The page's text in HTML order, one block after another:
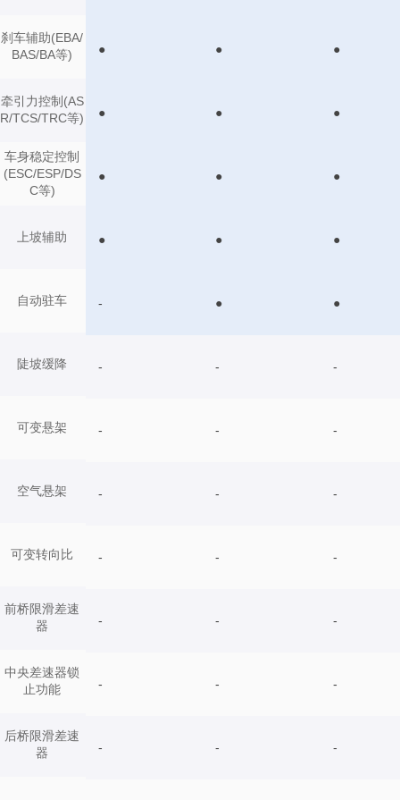
刹车辅助(EBA/
BAS/BA等)
牵引力控制(AS
R/TCS/TRC等)
车身稳定控制
(ESC/ESP/DS
C等)
上坡辅助
自动驻车
陡坡缓降
可变悬架
空气悬架
可变转向比
前桥限滑差速
器
中央差速器锁
止功能
后桥限滑差速
器
● ● ●
● ● ●
● ● ●
● ● ●
- ● ●
- - -
- - -
- - -
- - -
- - -
- - -
- - -